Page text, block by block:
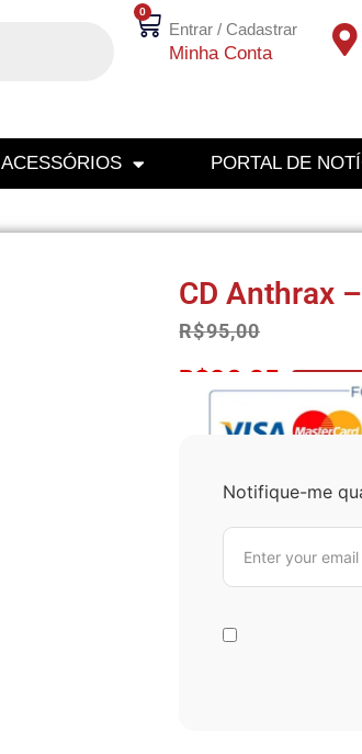
0
Entrar / Cadastrar
Minha Conta
ACESSÓRIOS PORTAL DE
CD Anthrax
R$95,00
R$90,25
Notifique-me